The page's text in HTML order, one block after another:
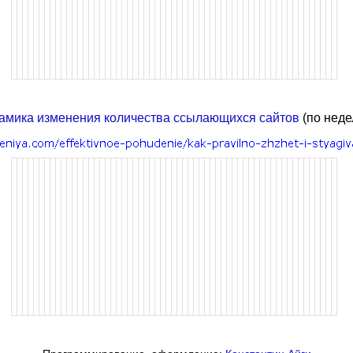
изменения количества ссылающихся сайтов (по